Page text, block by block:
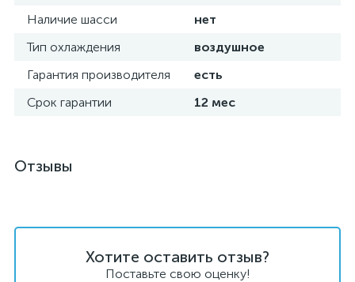
Наличие шасси
нет
Тип охлаждения
воздушное
Гарантия производителя
есть
Срок гарантии
12 мес
Отзывы
Хотите оставить отзыв?
Поставьте свою оценку!